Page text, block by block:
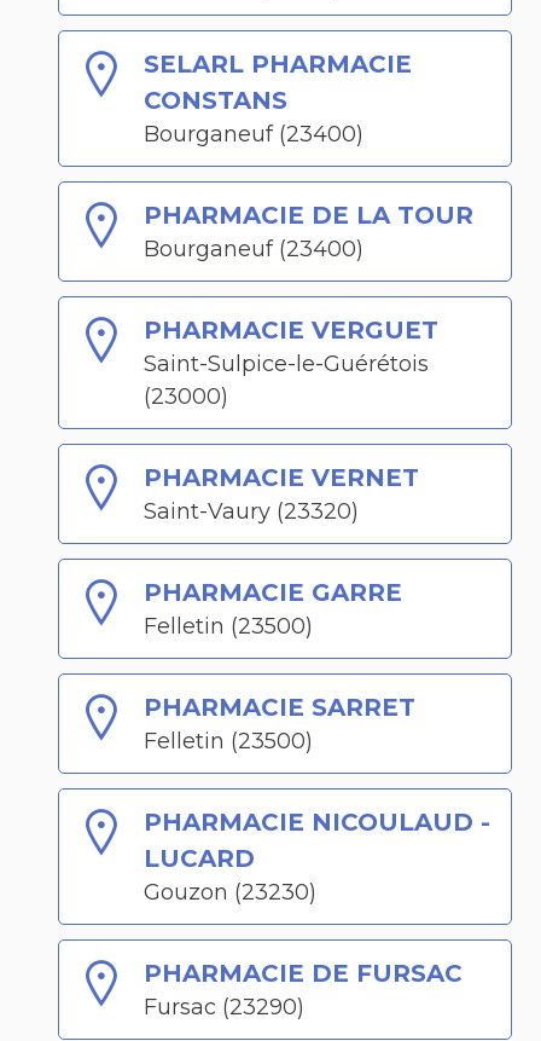
SELARL PHARMACIE
CONSTANS
Bourganeuf (23400)
PHARMACIE DE LA TOUR
Bourganeuf (23400)
PHARMACIE VERGUET
Saint-Sulpice-le-Guérétois
(23000)
PHARMACIE VERNET
Saint-Vaury (23320)
PHARMACIE GARRE
Felletin (23500)
PHARMACIE SARRET
Felletin (23500)
PHARMACIE NICOULAUD -
LUCARD
Gouzon (23230)
PHARMACIE DE FURSAC
Fursac (23290)